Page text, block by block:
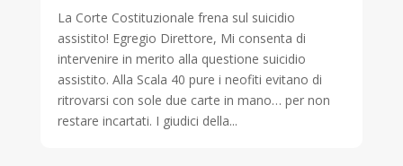
La Corte Costituzionale frena sul suicidio
assistito! Egregio Direttore, Mi consenta di
intervenire in merito alla questione suicidio
assistito. Alla Scala 40 pure i neofiti evitano di
ritrovarsi con sole due carte in mano… per non
restare incartati. I giudici della...